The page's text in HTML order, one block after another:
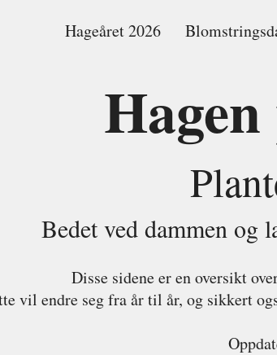
Hageåret 2026
Bedet ved dammen og
Disse sidene er en oversikt
vil endre seg fra år til år, og sikkert